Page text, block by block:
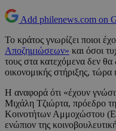
Add philenews.com on
Το κράτος γνωρίζει ποιοι
Αποζημιώσεων» και όσοι
τους στα κατεχόμενα δεν θα
οικονομικής στήριξης,
Η αναφορά ότι «έχουν
Μιχάλη Τζιώρτα, πρόεδρο
Κοινοτήτων Αμμοχώστου
ενώπιον της